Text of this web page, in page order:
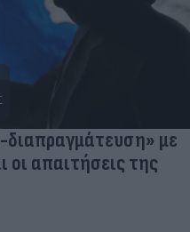
διαπραγμάτευση» με
οι απαιτήσεις της